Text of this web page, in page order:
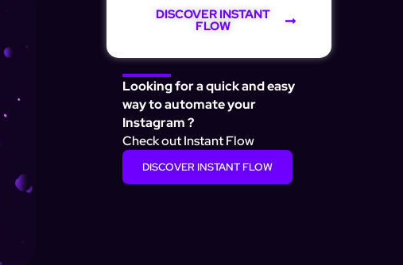
DISCOVER INSTANT
FLOW
Looking for a quick and easy
way to automate your
Instagram ?
Check out Instant Flow
DISCOVER INSTANT FLOW